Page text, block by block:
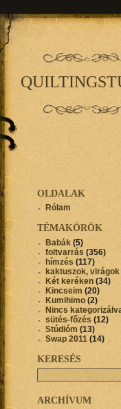
OLDALAK
Rólam
TÉMAKÖRÖK
Babák (5)
foltvarrás (356)
hímzés (117)
kaktuszok, virágok
Két keréken (34)
Kincseim (20)
Kumihimo (2)
Nincs
sütés-főzés (12)
Stúdióm (13)
Swap 2011 (14)
KERESÉS
ARCHÍVUM